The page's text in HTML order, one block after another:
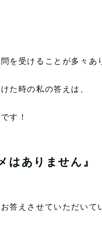
を受けることが多々あ
た時の私の答えは、
す！
はありません』
答えさせていただいて